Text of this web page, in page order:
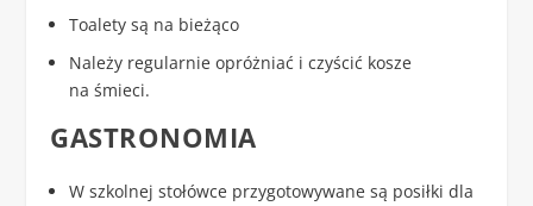
Toalety są na bieżąco
Należy regularnie opróżniać i czyścić kosze
na śmieci.
GASTRONOMIA
W szkolnej stołówce przygotowywane są posiłki dla